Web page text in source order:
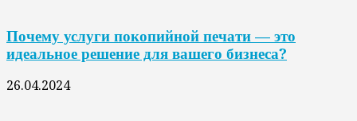
Почему услуги покопийной печати — это
идеальное решение для вашего бизнеса?
26.04.2024